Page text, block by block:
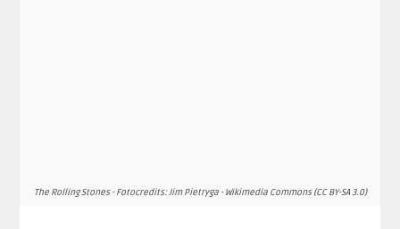
The Rolling Stones - Fotocredits: Jim Pietryga - Wikimedia Commons (CC BY-SA 3.0)